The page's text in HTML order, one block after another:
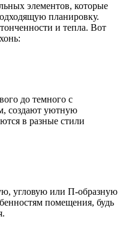
элементов, которые
планировку.
и тепла. Вот
до темного с
создают уютную
в разные стили
угловую или П-образную
помещения, будь